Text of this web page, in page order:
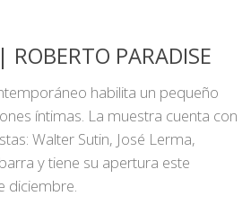
PARADISE
habilita un pequeño
íntimas. La muestra cuenta con
Walter Sutin, José Lerma,
y tiene su apertura este
diciembre.